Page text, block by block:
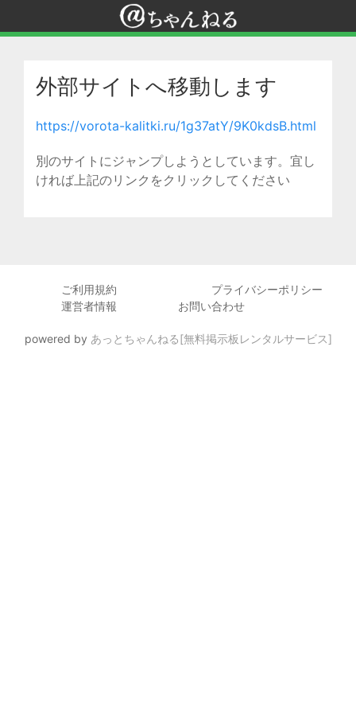
外部サイトへ移動します
https://vorota-kalitki.ru/1g37atY/9K0kdsB.html
別のサイトにジャンプしようとしています。宜し
ければ上記のリンクをクリックしてください
ご利用規約
プライバシーポリシー
運営者情報
お問い合わせ
powered by あっとちゃんねる[無料掲示板レンタルサービス]